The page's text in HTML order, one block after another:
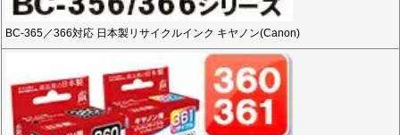
BC-365／366対応 日本製リサイクルインク キヤノン(Canon)